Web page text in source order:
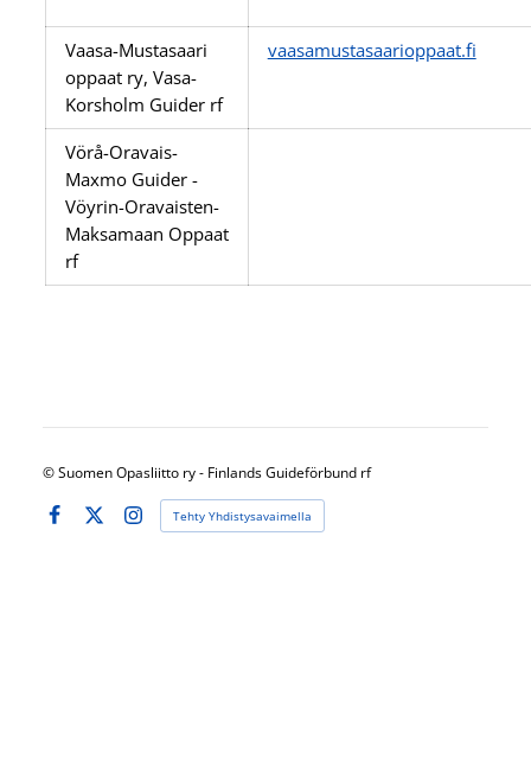
Vaasa-Mustasaari
oppaat ry, Vasa-
Korsholm Guider rf
vaasamustasaarioppaat.fi
Vörå-Oravais-
Maxmo Guider -
Vöyrin-Oravaisten-
Maksamaan Oppaat
rf
©Suomen Opasliitto ry - Finlands Guideförbund rf
Facebook
X Instagram
Tehty Yhdistysavaimella